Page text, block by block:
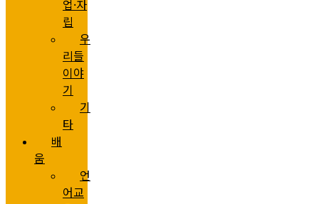
업·자
립
우
리들
이야
기
기
타
배
움
언
어교